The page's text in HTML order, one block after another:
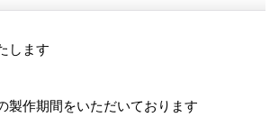
します
製作期間をいただいております